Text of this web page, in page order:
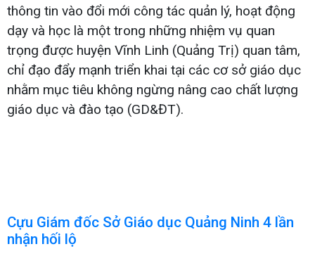
thông tin vào đổi mới công tác quản lý, hoạt động
dạy và học là một trong những nhiệm vụ quan
trọng được huyện Vĩnh Linh (Quảng Trị) quan tâm,
chỉ đạo đẩy mạnh triển khai tại các cơ sở giáo dục
nhằm mục tiêu không ngừng nâng cao chất lượng
giáo dục và đào tạo (GD&ĐT).
Cựu Giám đốc Sở Giáo dục Quảng Ninh 4 lần
nhận hối lộ